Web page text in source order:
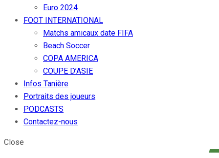
Euro 2024
FOOT INTERNATIONAL
Matchs amicaux date FIFA
Beach Soccer
COPA AMERICA
COUPE D’ASIE
Infos Tanière
Portraits des joueurs
PODCASTS
Contactez-nous
Close